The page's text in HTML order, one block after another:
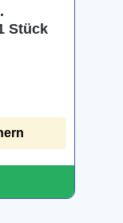
Stück